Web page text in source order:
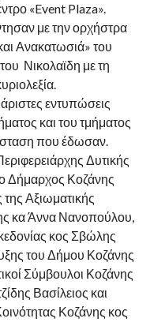
«Event Plaza».
με την ορχήστρα
Ανακατωσιά» του
Νικολαϊδη με τη
εντυπώσεις
και του τμήματος
που έδωσαν.
Δυτικής
Δήμαρχος Κοζάνης
Αξιωματικής
κα Άννα Νανοπούλου,
κος Σβώλης
του Δήμου Κοζάνης
Σύμβουλοι Κοζάνης
Βασίλειος και
Κοζάνης κος